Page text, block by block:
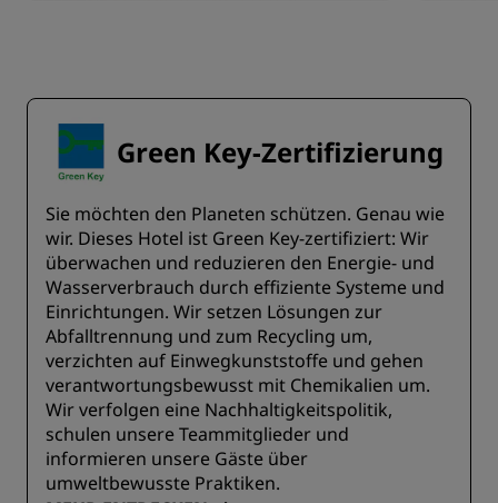
Green Key-Zertifizierung
Sie möchten den Planeten schützen. Genau wie
wir. Dieses Hotel ist Green Key-zertifiziert: Wir
überwachen und reduzieren den Energie- und
Wasserverbrauch durch effiziente Systeme und
Einrichtungen. Wir setzen Lösungen zur
Abfalltrennung und zum Recycling um,
verzichten auf Einwegkunststoffe und gehen
verantwortungsbewusst mit Chemikalien um.
Wir verfolgen eine Nachhaltigkeitspolitik,
schulen unsere Teammitglieder und
informieren unsere Gäste über
umweltbewusste Praktiken.